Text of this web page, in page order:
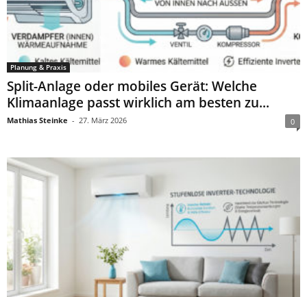
Planung & Praxis
Split-Anlage oder mobiles Gerät: Welche
Klimaanlage passt wirklich am besten zu...
Mathias Steinke - 27. März 2026 0